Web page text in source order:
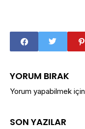
YORUM BIRAK
Yorum yapabilmek için
SON YAZILAR